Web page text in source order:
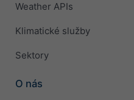
Weather APIs
Klimatické služby
Sektory
O nás